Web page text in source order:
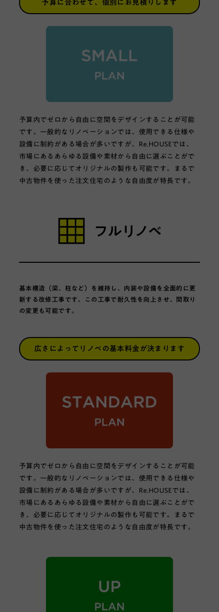
予算に合わせて、 個別にお見積りします
予算内でゼロから自由に空間をデザインすることが可能
です。一般的なリノベーションでは、使用できる仕様や
設備に制約がある場合が多いですが、Re.HOUSEでは、
市場にあるあらゆる設備や素材から自由に選ぶことがで
き、必要に応じてオリジナルの製作も可能です。まるで
中古物件を使った注文住宅のような自由度が特長です。
基本構造（梁、柱など）を維持し、内装や設備を全面的に更
新する改修工事です。この工事で耐久性を向上させ、間取り
の変更も可能です。
広さによってリノベの基本料金が決まります
予算内でゼロから自由に空間をデザインすることが可能
です。一般的なリノベーションでは、使用できる仕様や
設備に制約がある場合が多いですが、Re.HOUSEでは、
市場にあるあらゆる設備や素材から自由に選ぶことがで
き、必要に応じてオリジナルの製作も可能です。まるで
中古物件を使った注文住宅のような自由度が特長です。